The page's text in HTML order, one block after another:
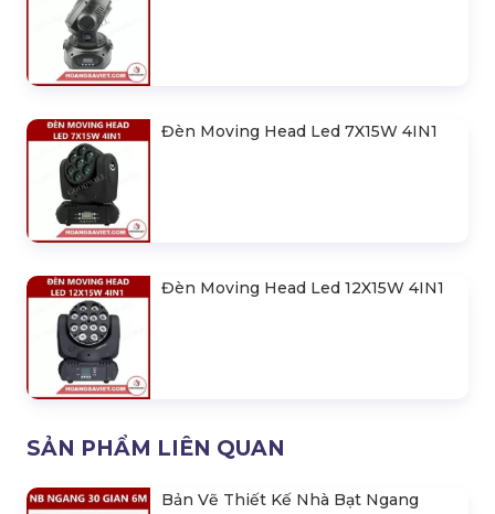
Đèn Moving Head Led 7X15W 4IN1
Đèn Moving Head Led 12X15W 4IN1
SẢN PHẨM LIÊN QUAN
Bản Vẽ Thiết Kế Nhà Bạt Ngang